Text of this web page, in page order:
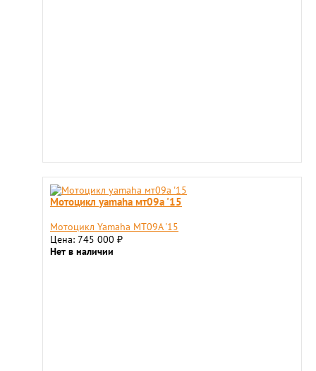
Мотоцикл yamaha мт09a '15
Мотоцикл Yamaha МТ09A '15
Цена: 745 000 ₽
Нет в наличии